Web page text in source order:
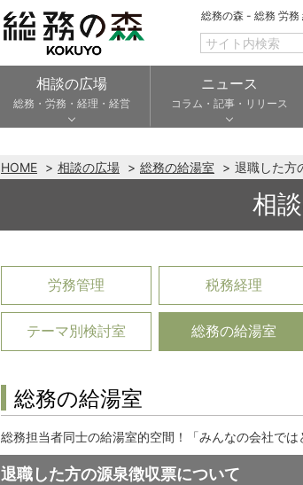
総務の森 - 総務 労務
相談の広場
総務・労務・経理・経営
ニュース
コラム・記事・リリース
HOME 相談の広場 総務の給湯室 退職した方
相
労務管理 税務経理
テーマ別検討室 総務の給湯室
総務の給湯室
総務担当者同士の給湯室的空間！「みんなの会社では
退職した方の源泉徴収票について